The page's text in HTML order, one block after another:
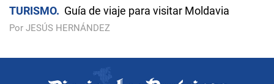
TURISMO Guía de viaje para visitar Moldavia
Por JESÚS HERNÁNDEZ